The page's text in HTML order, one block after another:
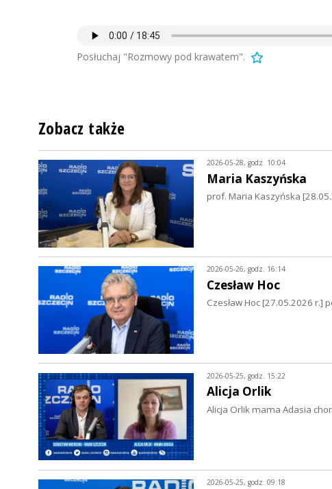
Posłuchaj "Rozmowy pod krawatem".
Zobacz także
2026-05-28, godz. 10:04
Maria Kaszyńska
prof. Maria Kaszyńska
2026-05-26, godz. 16:14
Czesław Hoc
Czesław Hoc [27.05.2026 r.]
2026-05-25, godz. 15:22
Alicja Orlik
Alicja Orlik mama Adasia
2026-05-25, godz. 09:18